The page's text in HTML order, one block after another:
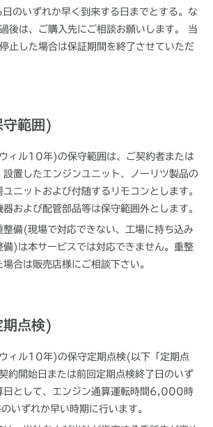
のいずれか早く到来する日までとする。な
後は、ご購入先にご相談お願いします。 当
止した場合は保証期間を終了させていただ
範囲)
ィル10年)の保守範囲は、ご契約者または
設置したエンジンユニット、ノーリツ製品の
ニットおよび付随するリモコンとします。
および配管部品等は保守範囲外とします。
整備(現場で対応できない、工場に持ち込み
備)は本サービスでは対応できません。重整
合は販売店様にご相談下さい。
点検)
ィル10年)の保守定期点検(以下「定期点
約開始日または前回定期点検終了日のいず
日として、エンジン通算運転時間6,000時
いずれか早い時期に行います。